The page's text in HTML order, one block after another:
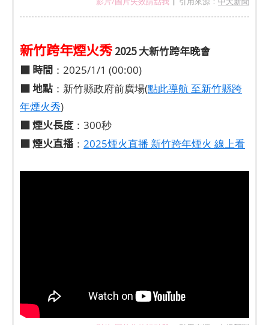
新竹跨年煙火秀2025 大新竹跨年晚會
■ 時間 ：2025/1/1 (00:00)
■地點 ：新竹縣政府前廣場(點此導航 至新竹縣跨
年煙火秀)
■煙火長度：300秒
■ 煙火直播 ： 2025煙火直播 新竹跨年煙火 線上看